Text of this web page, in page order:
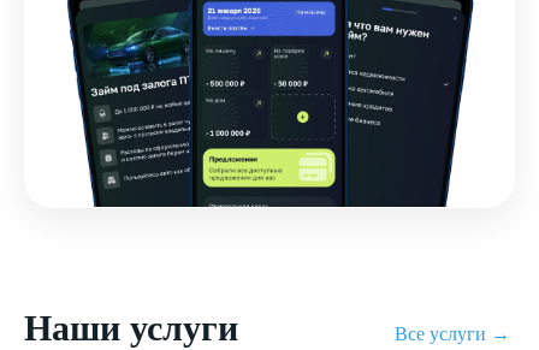
Наши услуги Все услуги →